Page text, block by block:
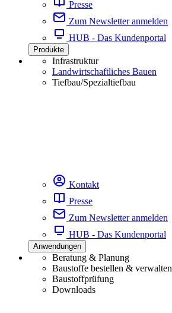
Presse
Zum Newsletter anmelden
HUB - Das Kundenportal
Produkte
Infrastruktur
Landwirtschaftliches Bauen
Tiefbau/Spezialtiefbau
Kontakt
Presse
Zum Newsletter anmelden
HUB - Das Kundenportal
Anwendungen
Beratung & Planung
Baustoffe bestellen & verwalten
Baustoffprüfung
Downloads